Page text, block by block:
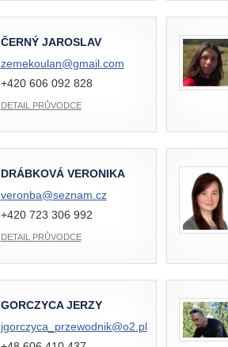
ČERNÝ JAROSLAV
zemekoulan@gmail.com
+420 606 092 828
DETAIL PRŮVODCE
DRÁBKOVÁ VERONIKA
veronba@seznam.cz
+420 723 306 992
DETAIL PRŮVODCE
GORCZYCA JERZY
jgorczyca_przewodnik@o2.pl